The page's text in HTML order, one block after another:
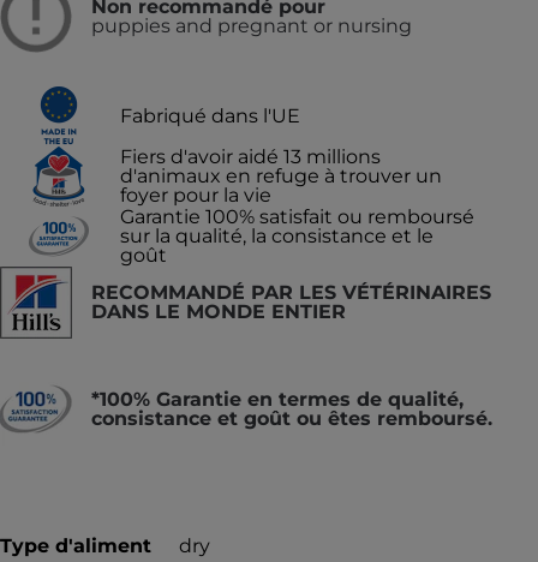
Non recommandé pour
puppies and pregnant or nursing
Fabriqué dans l'UE
Fiers d'avoir aidé 13 millions
d'animaux en refuge à trouver un
foyer pour la vie
Garantie 100% satisfait ou remboursé
sur la qualité, la consistance et le
goût
RECOMMANDÉ PAR LES VÉTÉRINAIRES
DANS LE MONDE ENTIER
*100% Garantie en termes de qualité,
consistance et goût ou êtes remboursé.
Type d'aliment dry